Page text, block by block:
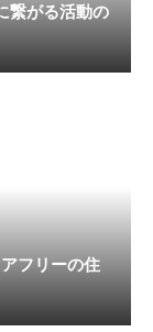
繋がる活動の
フリーの住